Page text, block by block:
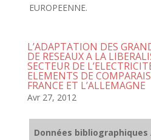
EUROPEENNE.
L’ADAPTATION DES
DE RESEAUX A LA
SECTEUR DE
ELEMENTS DE
FRANCE ET L’ALLEMAGNE
Avr 27, 2012
Données